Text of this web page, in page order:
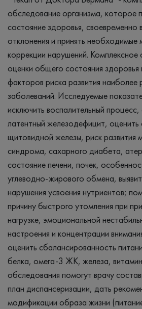
обследование организма, которое
состояние здоровья, своевременно
отклонения и принять необходимые
коррекции нарушений.
оценки общего состояния здоровья
факторов риска развития наиболее
заболеваний. Исследуемые
исключить воспалительный
латентный железодефицит,
щитовидной железы, риск развития
синдрома, сахарного диабета,
состояние печени, почек,
углеводно-жирового обмена,
нарушения усвоения нутриентов;
причину быстрого утомления при
нагрузке, эмоциональной
настроения и концентрации
оценить сбалансированность
белка, омега-3 ЖК, железа,
обследования помогут врачу
план диспансеризации, дать
модификации образа жизни